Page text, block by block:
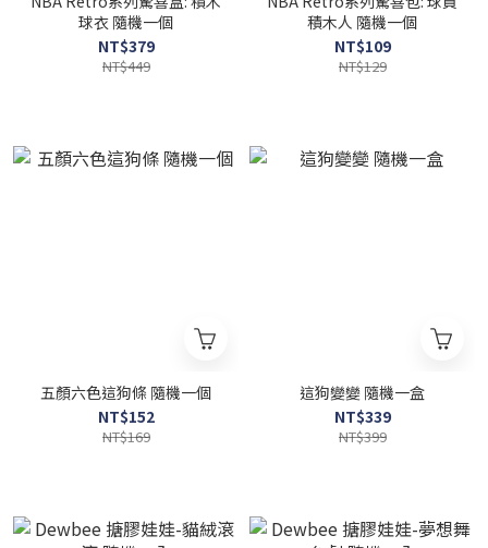
球衣 隨機一個
NT$379
NT$449
積木人 隨機一個
NT$109
NT$129
五顏六色這狗條 隨機一個
NT$152
NT$169
這狗變變 隨機一盒
NT$339
NT$399